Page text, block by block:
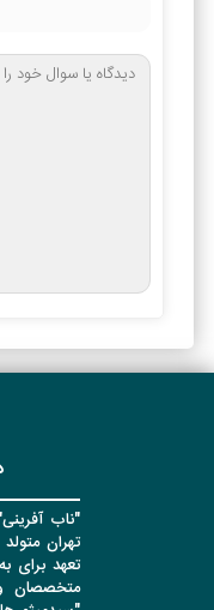
"ناب
تهران
تعهد برای
متخصصان